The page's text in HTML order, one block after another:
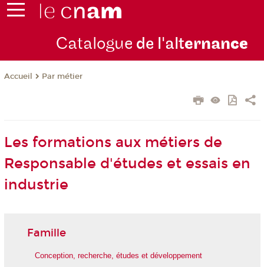
Catalogue de l'alternance
Accueil Par métier
Les formations aux métiers de
Responsable d'études et essais en
industrie
Famille
Conception, recherche, études et développement